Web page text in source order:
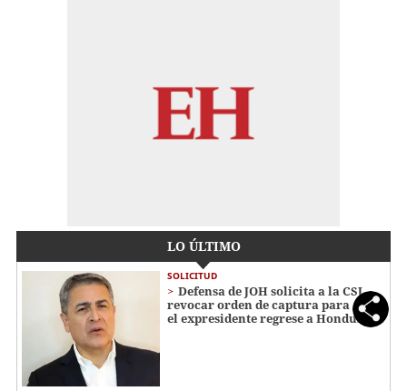
LO ÚLTIMO
SOLICITUD
Defensa de JOH solicita a la CSJ
revocar orden de captura para que
el expresidente regrese a Honduras